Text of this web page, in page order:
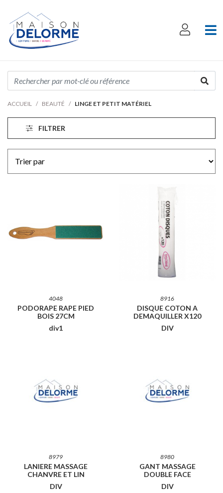
ACCUEIL BEAUTÉ LINGE ET PETIT MATÉRIEL
FILTRER
4048
PODORAPE RAPE PIED
BOIS 27CM
div1
8916
DISQUE COTON A
DEMAQUILLER X120
DIV
8979
LANIERE MASSAGE
CHANVRE ET LIN
DIV
8980
GANT MASSAGE
DOUBLE FACE
DIV